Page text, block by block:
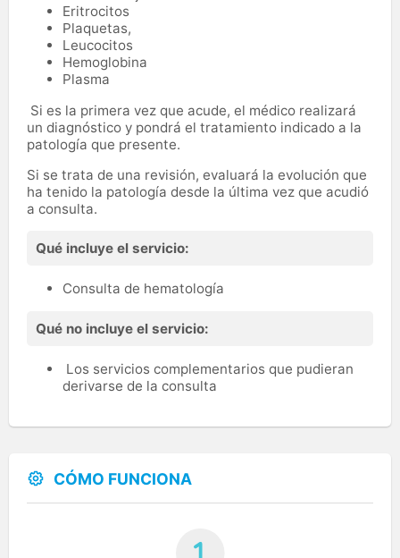
Eritrocitos
Plaquetas,
Leucocitos
Hemoglobina
Plasma
Si es la primera vez que acude, el médico realizará
un diagnóstico y pondrá el tratamiento indicado a la
patología que presente.
Si se trata de una revisión, evaluará la evolución que
ha tenido la patología desde la última vez que acudió
a consulta.
Qué incluye el servicio:
Consulta de hematología
Qué no incluye el servicio:
Los servicios complementarios que pudieran
derivarse de la consulta
CÓMO FUNCIONA